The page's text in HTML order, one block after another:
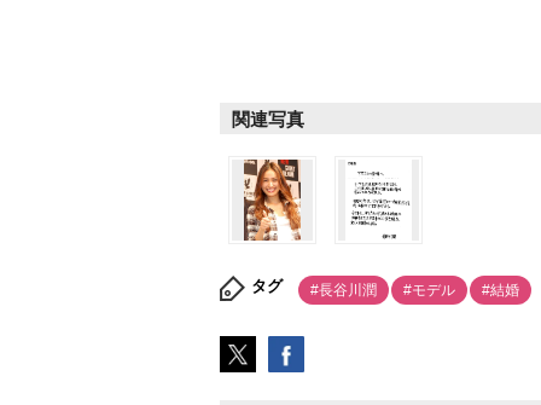
関連写真
タグ #長谷川潤 #モデル #結婚